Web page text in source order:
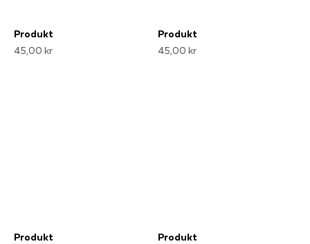
Produkt
45,00 kr
Produkt
45,00 kr
Produkt
Produkt